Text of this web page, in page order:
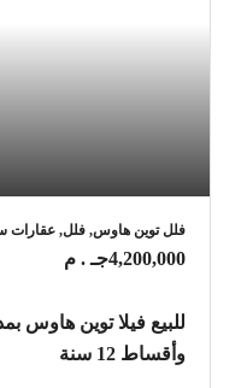
فلل توين هاوس, فلل, عقارات
4,200,000جـ . م
وأقساط 12 سنة